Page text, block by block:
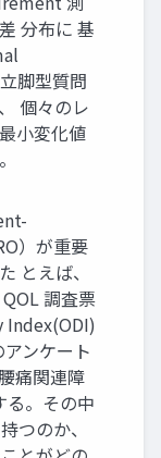
分布に 基
脚型質問
個々のレ
小変化値
）が重要
とえば、
調査票
ンケート
痛関連障
る。その中
つのか、